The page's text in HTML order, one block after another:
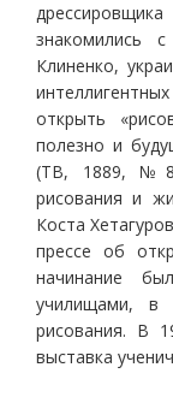
знакомились
Клиненко,
открыть
полезно и
(ТВ, 1889,
рисования и
Коста
прессе об
начинание
училищами, в
рисования. В
выставка